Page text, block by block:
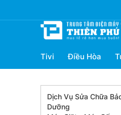
Tivi Điều Hòa
Dịch Vụ Sửa Chữa
Dưỡng